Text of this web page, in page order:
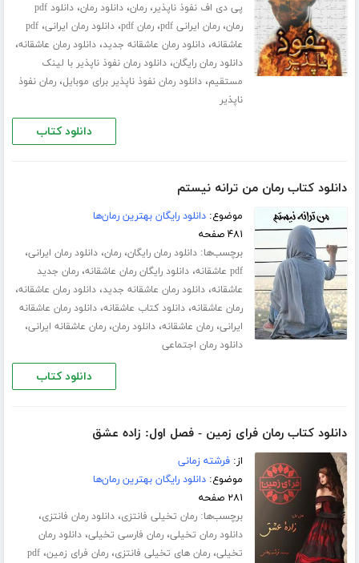
پی دی اف نفوذ ناپذیر،رمان،دانلود رمان،
دانلود pdf
رمان،رمان ایرانی pdf ،رمان pdf ،دانلود رمان ایرانی،pdf
عاشقانه،دانلود رمان عاشقانه جدید،دانلود رمان عاشقانه،
دانلود رمان رایگان،دانلود رمان نفوذ ناپذیر با لینک
مستقیم،دانلود رمان نفوذ ناپذیر برای موبایل،رمان نفوذ
ناپذیر
دانلود کتاب
دانلود کتاب رمان من ترانه نیستم
موضوع:دانلود رایگان بهترین رمان‌ها
۴۸۱ صفحه
برچسب‌ها:دانلود رمان رایگان،رمان،دانلود رمان ایرانی،
pdf عاشقانه ،دانلود رایگان رمان عاشقانه،رمان جدید
عاشقانه،دانلود رمان عاشقانه جدید،دانلود رمان عاشقانه،
رمان عاشقانه،دانلود کتاب عاشقانه،دانلود رمان عاشقانه
ایرانی،رمان عاشقانه،دانلود رمان،رمان عاشقانه ایرانی،
دانلود رمان اجتماعی
دانلود کتاب
دانلود کتاب رمان فرای زمین - فصل اول: زاده عشق
از:فرشته زمانی
موضوع:دانلود رایگان بهترین رمان‌ها
۲۸۱ صفحه
برچسب‌ها:رمان تخیلی فانتزی،دانلود رمان فانتزی،
دانلود رمان تخیلی،رمان فارسی تخیلی،دانلود رمان
تخیلی،رمان های تخیلی فانتزی،رمان فرای زمین،pdf